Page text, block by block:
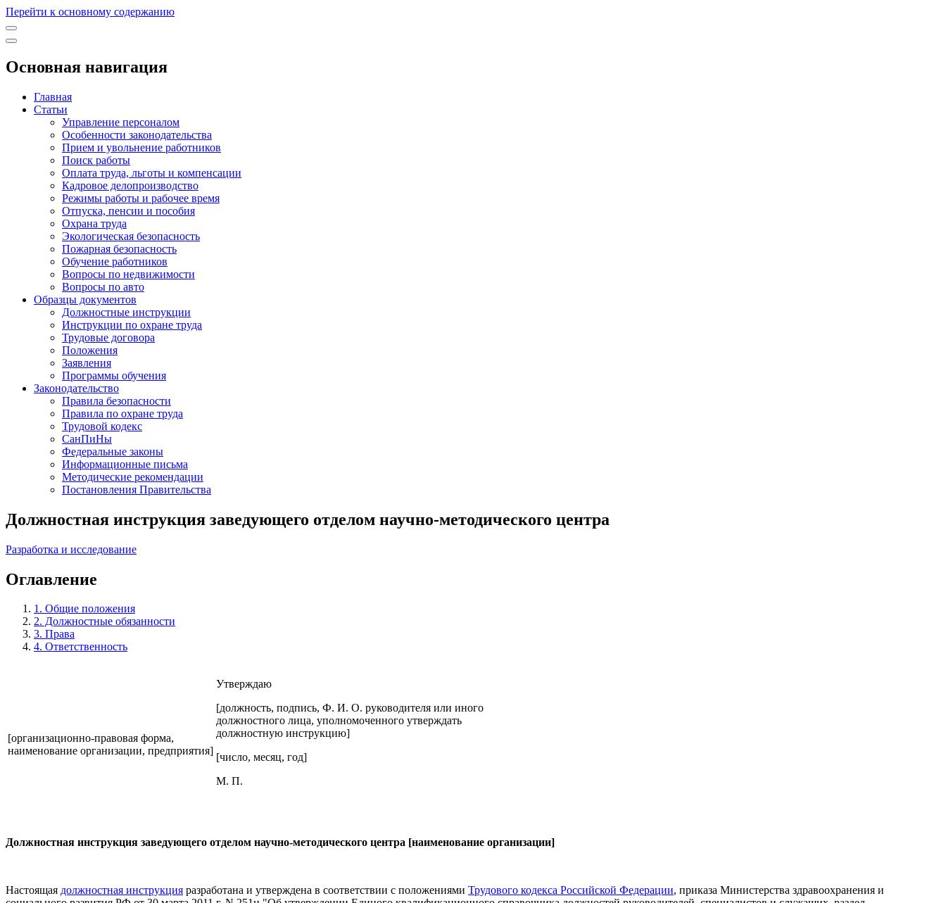
Перейти к основному содержанию
Основная навигация
Главная
Статьи
Управление персоналом
Особенности законодательства
Прием и увольнение работников
Поиск работы
Оплата труда, льготы и компенсации
Кадровое делопроизводство
Режимы работы и рабочее время
Отпуска, пенсии и пособия
Охрана труда
Экологическая безопасность
Пожарная безопасность
Обучение работников
Вопросы по недвижимости
Вопросы по авто
Образцы документов
Должностные инструкции
Инструкции по охране труда
Трудовые договора
Положения
Заявления
Программы обучения
Законодательство
Правила безопасности
Правила по охране труда
Трудовой кодекс
СанПиНы
Федеральные законы
Информационные письма
Методические рекомендации
Постановления Правительства
Должностная инструкция заведующего отделом научно-методического центра
Разработка и исследование
Оглавление
1. Общие положения
2. Должностные обязанности
3. Права
4. Ответственность
[организационно-правовая форма,
наименование организации, предприятия]
Утверждаю
[должность, подпись, Ф. И. О. руководителя или иного
должностного лица, уполномоченного утверждать
должностную инструкцию]
[число, месяц, год]
М. П.
Должностная инструкция заведующего отделом научно-методического центра [наименование организации]
Настоящая должностная инструкция разработана и утверждена в соответствии с положениями Трудового кодекса Российской Федерации, приказа Министерства здравоохранения и